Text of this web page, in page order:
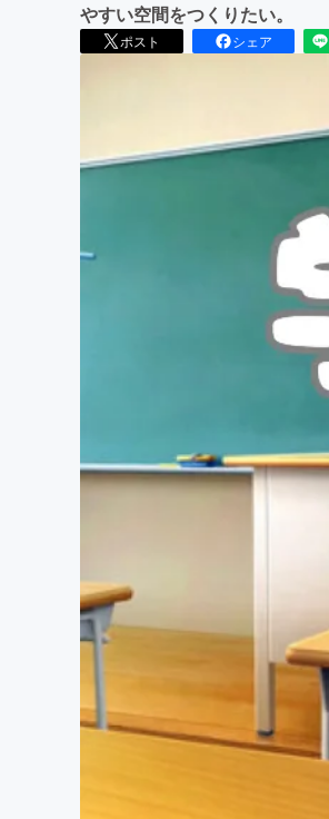
やすい空間をつくりたい。
ポスト シェア